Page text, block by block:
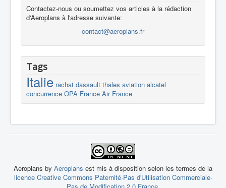
Contactez-nous ou soumettez vos articles à la rédaction
d'Aeroplans à l'adresse suivante:
contact@aeroplans.fr
Tags
Italie rachat dassault thales aviation alcatel
concurrence OPA France Air France
Aeroplans by Aeroplans est mis à disposition selon les termes de la
licence Creative Commons Paternité-Pas d'Utilisation Commerciale-